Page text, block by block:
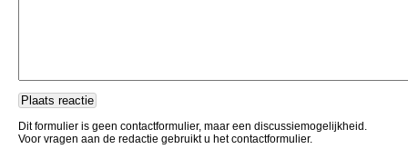
Dit formulier is geen contactformulier, maar een discussiemogelijkheid.
Voor vragen aan de redactie gebruikt u het contactformulier.